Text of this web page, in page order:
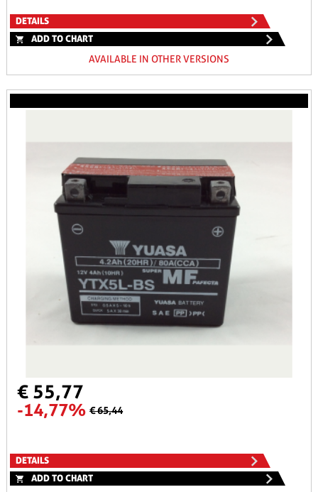
DETAILS
ADD TO CHART
AVAILABLE IN OTHER VERSIONS
€ 55,77
-14,77% € 65,44
DETAILS
ADD TO CHART